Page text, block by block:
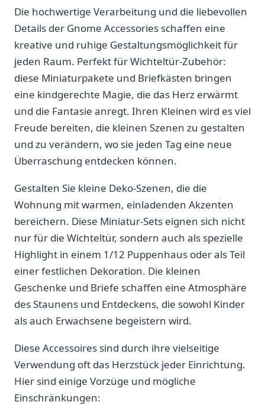
Die hochwertige Verarbeitung und⁣ die liebevollen
Details der Gnome Accessories​ schaffen eine
kreative und ruhige Gestaltungsmöglichkeit für
jeden⁢ Raum. Perfekt für Wichteltür-Zubehör:
diese Miniaturpakete und Briefkästen bringen
eine kindgerechte‌ Magie, die das Herz⁣ erwärmt
und ⁣die ​Fantasie anregt. Ihren Kleinen ⁣wird es viel
Freude bereiten, die kleinen Szenen zu gestalten
und​ zu verändern, wo sie jeden Tag eine neue
Überraschung entdecken ​können.
Gestalten Sie⁣ kleine Deko-Szenen, die​ die
Wohnung mit ‍warmen, einladenden Akzenten‍
bereichern. Diese ‍Miniatur-Sets eignen sich nicht
nur ⁤für die​ Wichteltür, sondern auch als spezielle
Highlight in einem 1/12 Puppenhaus oder als Teil
einer festlichen ‌Dekoration.⁣ Die ⁢kleinen
Geschenke und Briefe​ schaffen⁢ eine Atmosphäre
des Staunens⁢ und Entdeckens,⁣ die ​sowohl Kinder
als auch Erwachsene begeistern wird.
Diese Accessoires sind durch ihre vielseitige
Verwendung oft⁣ das Herzstück jeder Einrichtung.
Hier sind einige ​Vorzüge und mögliche
‌Einschränkungen: